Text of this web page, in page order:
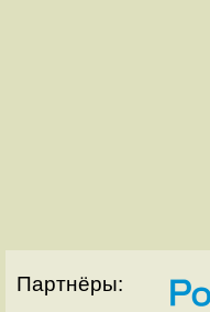
Партнёры: